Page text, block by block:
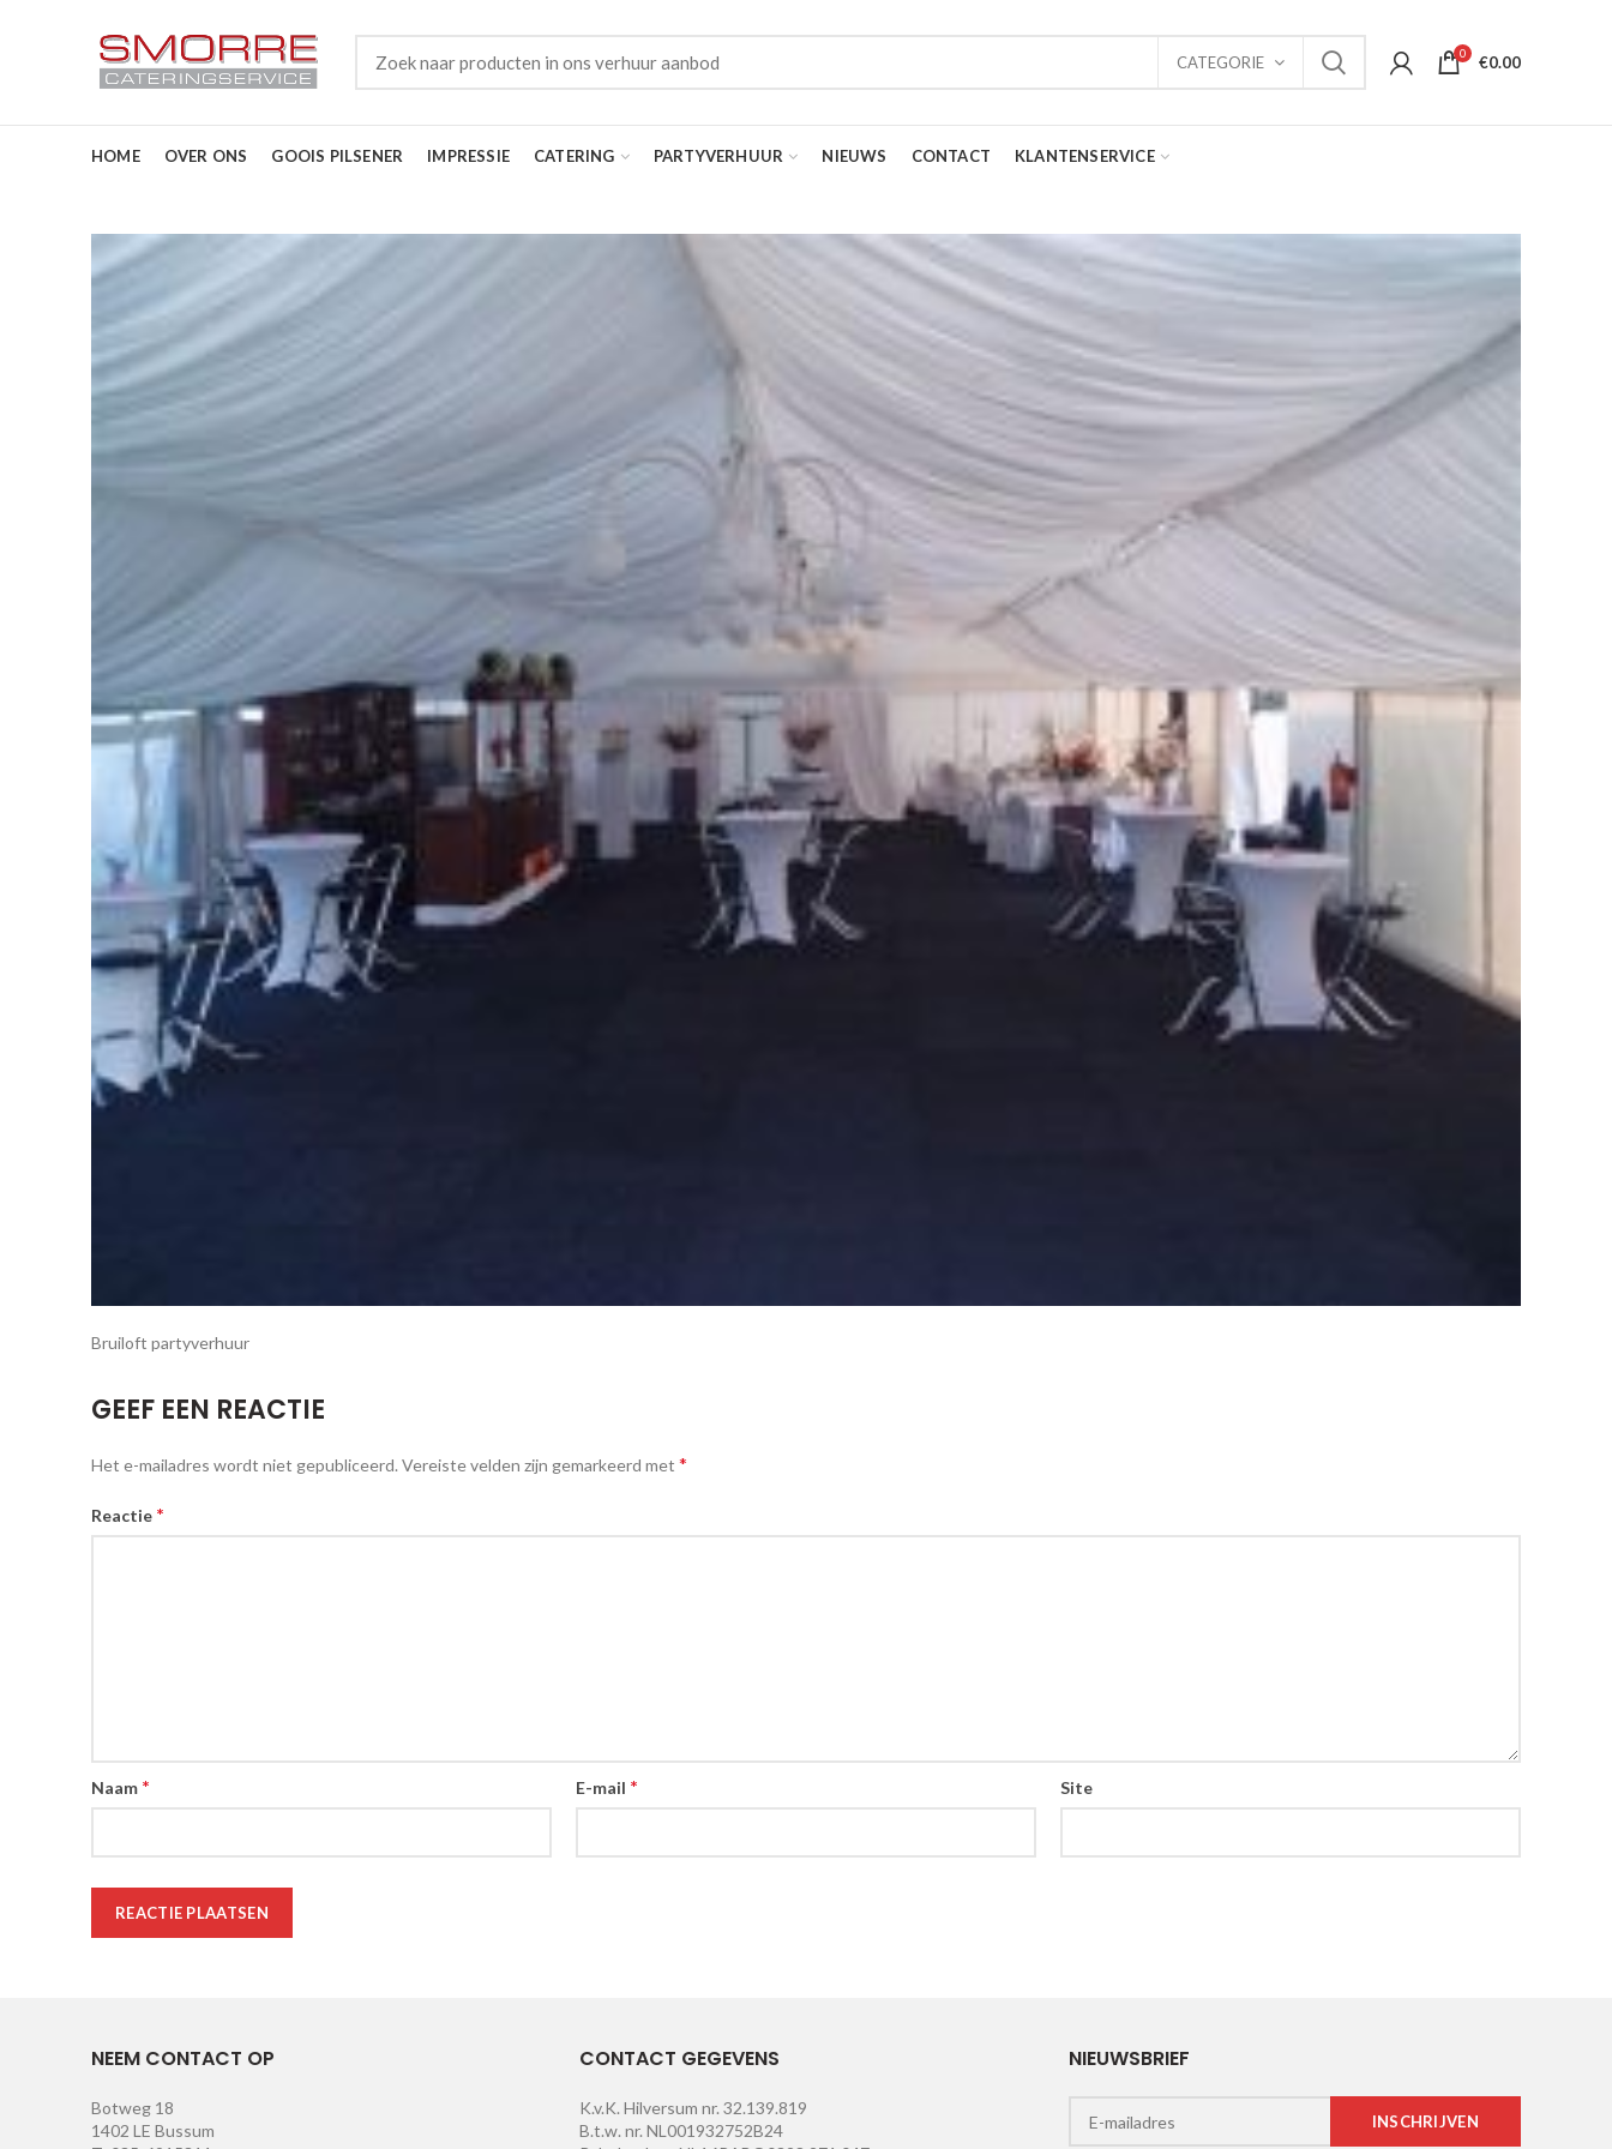
CATEGORIE 0 €0.00
HOME OVER ONS GOOIS PILSENER IMPRESSIE CATERING PARTYVERHUUR NIEUWS CONTACT KLANTENSERVICE
Bruiloft partyverhuur
GEEF EEN REACTIE
Het e-mailadres wordt niet gepubliceerd. Vereiste velden zijn gemarkeerd met *
Reactie *
Naam * E-mail * Site
NEEM CONTACT OP
Botweg 18
1402 LE Bussum
CONTACT GEGEVENS
K.v.K. Hilversum nr. 32.139.819
B.t.w. nr. NL001932752B24
NIEUWSBRIEF